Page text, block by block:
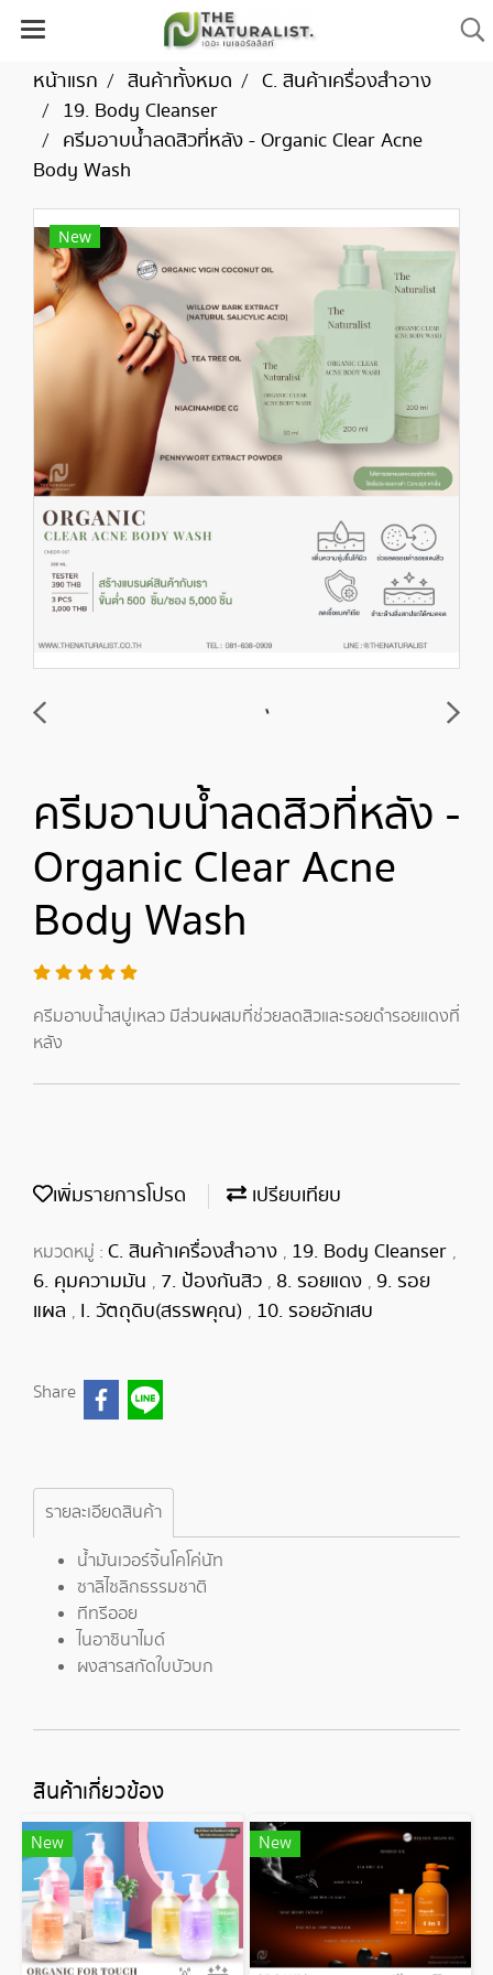
หน้าแรก สินค้าทั้งหมด
C. สินค้าเครื่องสำอาง
19. Body Cleanser
ครีมอาบน้ำลดสิวที่หลัง - Organic Clear Acne
Body Wash
New
ครีมอาบน้ำลดสิวที่หลัง -
Organic Clear Acne
Body Wash
ครีมอาบน้ำสบู่เหลว มีส่วนผสมที่ช่วยลดสิวและรอยดำรอยแดงที่
หลัง
เพิ่มรายการโปรด เปรียบเทียบ
หมวดหมู่ : C. สินค้าเครื่องสำอาง , 19. Body Cleanser ,
6. คุมความมัน , 7. ป้องกันสิว , 8. รอยแดง , 9. รอย
แผล , I. วัตถุดิบ(สรรพคุณ) , 10. รอยอักเสบ
Share
รายละเอียดสินค้า
น้ำมันเวอร์จิ้นโคโค่นัท
ซาลิไซลิกธรรมชาติ
ทีทรีออย
ไนอาซินาไมด์
ผงสารสกัดใบบัวบก
สินค้าเกี่ยวข้อง
New New